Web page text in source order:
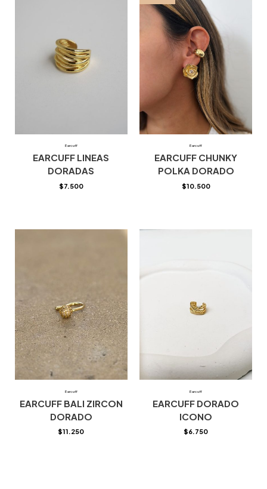
Earcuff
EARCUFF LINEAS
DORADAS
$7.500
Earcuff
EARCUFF CHUNKY
POLKA DORADO
$10.500
Earcuff
EARCUFF BALI ZIRCON
DORADO
$11.250
Earcuff
EARCUFF DORADO
ICONO
$6.750